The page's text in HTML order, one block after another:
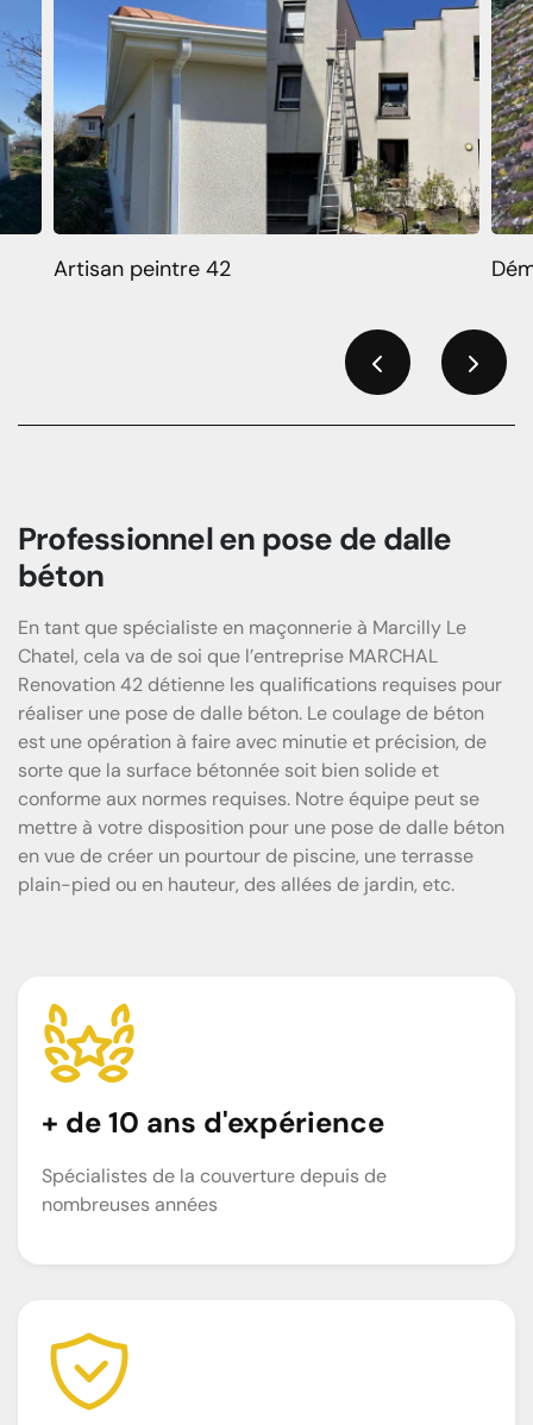
Artisan peintre 42
Professionnel en pose de dalle
béton
En tant que spécialiste en maçonnerie à Marcilly Le
Chatel, cela va de soi que l’entreprise MARCHAL
Renovation 42 détienne les qualifications requises pour
réaliser une pose de dalle béton. Le coulage de béton
est une opération à faire avec minutie et précision, de
sorte que la surface bétonnée soit bien solide et
conforme aux normes requises. Notre équipe peut se
mettre à votre disposition pour une pose de dalle béton
en vue de créer un pourtour de piscine, une terrasse
plain-pied ou en hauteur, des allées de jardin, etc.
+ de 10 ans d'expérience
Spécialistes de la couverture depuis de
nombreuses années